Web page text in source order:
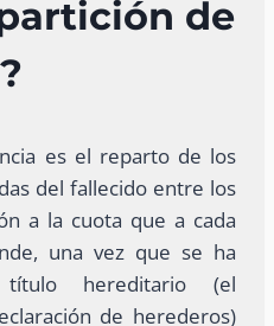
de
es el reparto de los
del fallecido entre los
a la cuota que a cada
una vez que se ha
hereditario (el
de herederos)